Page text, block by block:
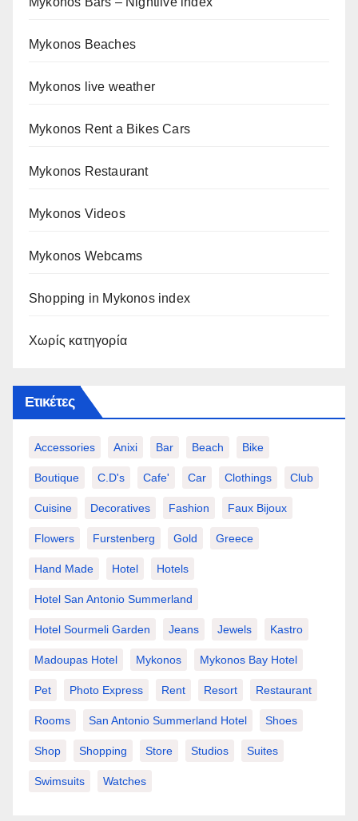
Mykonos Beaches
Mykonos live weather
Mykonos Rent a Bikes Cars
Mykonos Restaurant
Mykonos Videos
Mykonos Webcams
Shopping in Mykonos index
Χωρίς κατηγορία
Ετικέτες
Accessories Anixi Bar Beach Bike
Boutique C.d's Cafe' Car Clothings Club
Cuisine Decoratives Fashion Faux Bijoux
Flowers Furstenberg Gold Greece
Hand Made Hotel Hotels
Hotel San Antonio Summerland
Hotel Sourmeli Garden Jeans Jewels Kastro
Madoupas Hotel Mykonos Mykonos Bay Hotel
Pet Photo Express Rent Resort Restaurant
Rooms San Antonio Summerland Hotel Shoes
Shop Shopping Store Studios Suites
Swimsuits Watches